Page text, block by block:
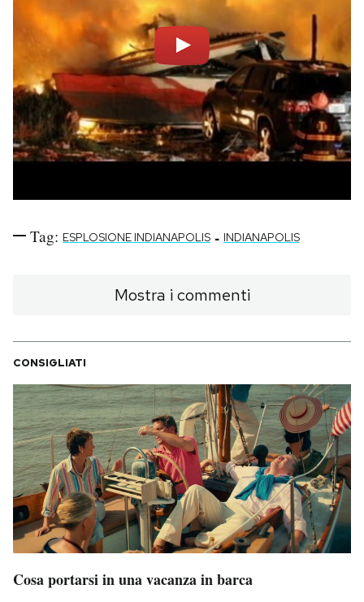
Tag: ESPLOSIONE INDIANAPOLIS - INDIANAPOLIS
Mostra i commenti
CONSIGLIATI
Cosa portarsi in una vacanza in barca